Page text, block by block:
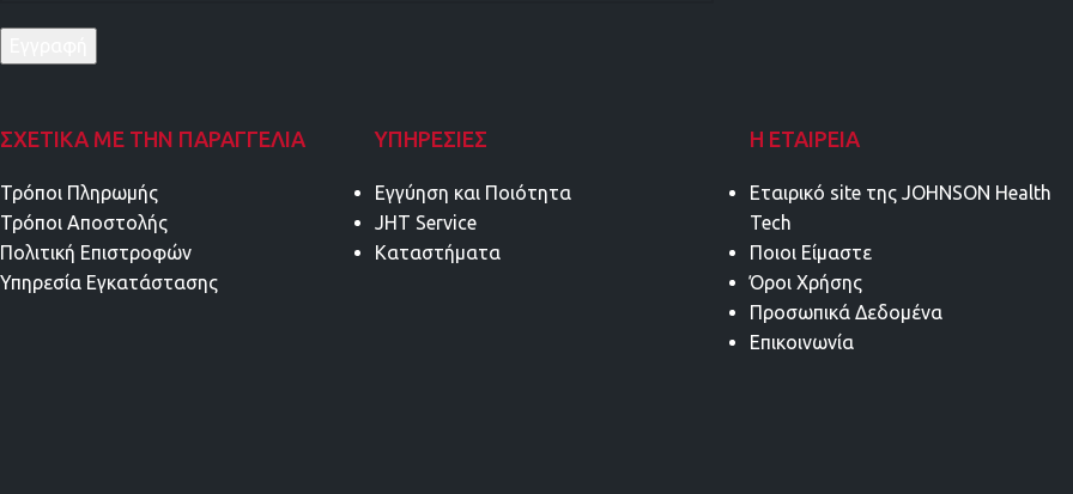
ΣΧΕΤΙΚΑ ΜΕ ΤΗΝ ΠΑΡΑΓΓΕΛΙΑ
Τρόποι Πληρωμής
Τρόποι Αποστολής
Πολιτική Επιστροφών
Υπηρεσία Εγκατάστασης
ΥΠΗΡΕΣΊΕΣ
Εγγύηση και Ποιότητα
JHT Service
Καταστήματα
Η ΕΤΑΙΡΕΊΑ
Εταιρικό site της JOHNSON Health
Tech
Ποιοι Είμαστε
Όροι Χρήσης
Προσωπικά Δεδομένα
Επικοινωνία